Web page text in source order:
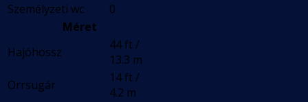
Személyzeti wc
0
Méret
Hajóhossz
44 ft /
13.3 m
Orrsugár
14 ft /
4.2 m